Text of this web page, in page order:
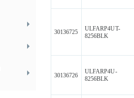
30136725
ULFARP4UT-
8256BLK
30136726
ULFARP4U-
8256BLK